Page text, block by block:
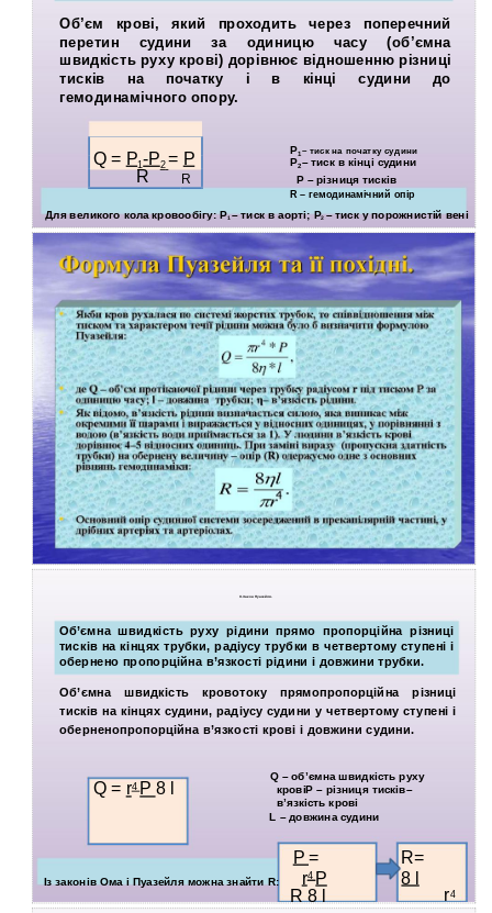
Об’єм крові, який проходить через поперечний
перетин судини за одиницю часу (об’ємна
швидкість руху крові) дорівнює відношенню різниці
тисків на початку і в кінці судини до
гемодинамічного опору.
Q = Р1-Р2 = P Р1– тиск на початку судини
Р2– тиск в кінці судини
R R Р – різниця тисків
R – гемодинамічний опір
Для великого кола кровообігу: Р1– тиск в аорті; Р2 – тиск у порожнистій вені
ІІ. Закон Пуазейля.
Об’ємна швидкість руху рідини прямо пропорційна різниці
тисків на кінцях трубки, радіусу трубки в четвертому ступені і
обернено пропорційна в’язкості рідини і довжини трубки.
Об’ємна швидкість кровотоку прямопропорційна різниці
тисків на кінцях судини, радіусу судини у четвертому ступені і
оберненопропорційна в’язкості крові і довжини судини.
Q = r4 P 8 l
Q – об’ємна швидкість руху
кровіР – різниця тисків–
в’язкість крові
L – довжина судини
Із законів Ома і Пуазейля можна знайти R:
P =
R=
r4 P
8 l
R 8 l
r4